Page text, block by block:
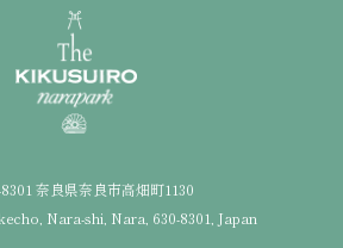
奈良県奈良市高畑町1130
Nara-shi, Nara, 630-8301, Japan